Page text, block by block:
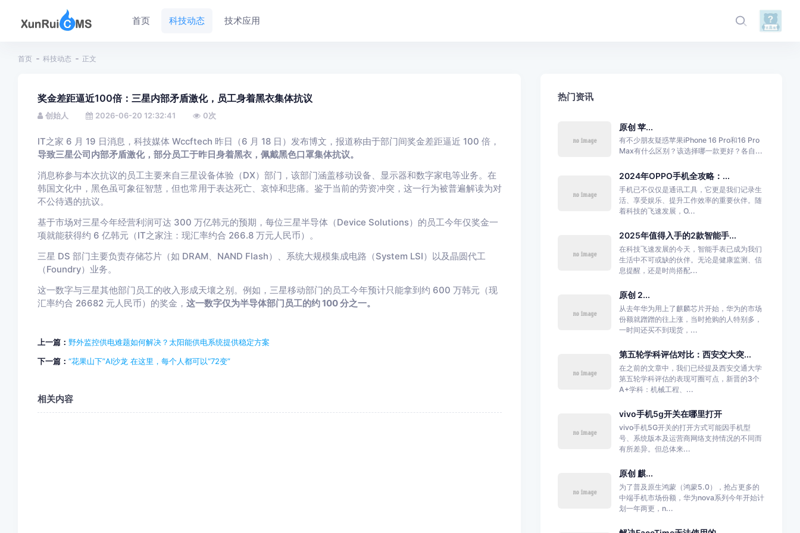
首页 科技动态 技术应用
首页 科技动态 正文
奖金差距逼近100倍：三星内部矛盾激化，员工身着黑衣集体抗议
创始人 2026-06-20 12:32:41 0次
IT之家 6 月 19 日消息，科技媒体 Wccftech 昨日（6 月 18 日）发布博文，报道称由于部门间奖金差距逼近 100 倍，
导致三星公司内部矛盾激化，部分员工于昨日身着黑衣，佩戴黑色口罩集体抗议。
消息称参与本次抗议的员工主要来自三星设备体验（DX）部门，该部门涵盖移动设备、显示器和数字家电等业务。在
韩国文化中，黑色虽可象征智慧，但也常用于表达死亡、哀悼和悲痛。鉴于当前的劳资冲突，这一行为被普遍解读为对
不公待遇的抗议。
基于市场对三星今年经营利润可达 300 万亿韩元的预期，每位三星半导体（Device Solutions）的员工今年仅奖金一
项就能获得约 6 亿韩元（IT之家注：现汇率约合 266.8 万元人民币）。
三星 DS 部门主要负责存储芯片（如 DRAM、NAND Flash）、系统大规模集成电路（System LSI）以及晶圆代工
（Foundry）业务。
这一数字与三星其他部门员工的收入形成天壤之别。例如，三星移动部门的员工今年预计只能拿到约 600 万韩元（现
汇率约合 26682 元人民币）的奖金， 这一数字仅为半导体部门员工的约 100 分之一。
上一篇： 野外监控供电难题如何解决？太阳能供电系统提供稳定方案
下一篇： “花果山下”AI沙龙 在这里，每个人都可以“72变”
相关内容
热门资讯
原创 苹...
有不少朋友疑惑苹果iPhone 16 Pro和16 Pro
Max有什么区别？该选择哪一款更好？各自...
2024年OPPO手机全攻略：...
手机已不仅仅是通讯工具，它更是我们记录生
活、享受娱乐、提升工作效率的重要伙伴。随
着科技的飞速发展，O...
2025年值得入手的2款智能手...
在科技飞速发展的今天，智能手表已成为我们
生活中不可或缺的伙伴。无论是健康监测、信
息提醒，还是时尚搭配...
原创 2...
从去年华为用上了麒麟芯片开始，华为的市场
份额就蹭蹭的往上涨，当时抢购的人特别多，
一时间还买不到现货，...
第五轮学科评估对比：西安交大突...
在之前的文章中，我们已经提及西安交通大学
第五轮学科评估的表现可圈可点，新晋的3个
A+学科：机械工程、...
vivo手机5g开关在哪里打开
vivo手机5G开关的打开方式可能因手机型
号、系统版本及运营商网络支持情况的不同而
有所差异。但总体来...
原创 麒...
为了普及原生鸿蒙（鸿蒙5.0），抢占更多的
中端手机市场份额，华为nova系列今年开始计
划一年两更，n...